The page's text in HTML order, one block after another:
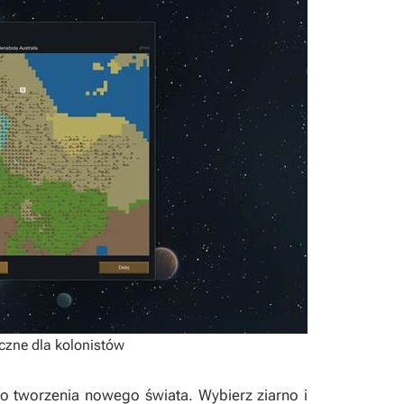
dla kolonistów
tworzenia nowego świata. Wybierz ziarno i